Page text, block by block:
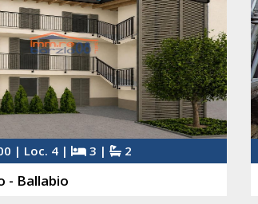
| Loc. 4 | 3 | 2
- Ballabio